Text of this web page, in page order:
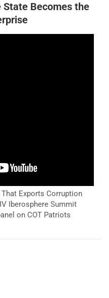
State Becomes the
Exports Corruption
Iberosphere Summit
on COT Patriots